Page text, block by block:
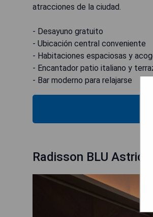
atracciones de la ciudad.
- Desayuno gratuito
- Ubicación central conveniente
- Habitaciones espaciosas y
- Encantador patio italiano y
- Bar moderno para relajarse
Radisson BLU Astrid